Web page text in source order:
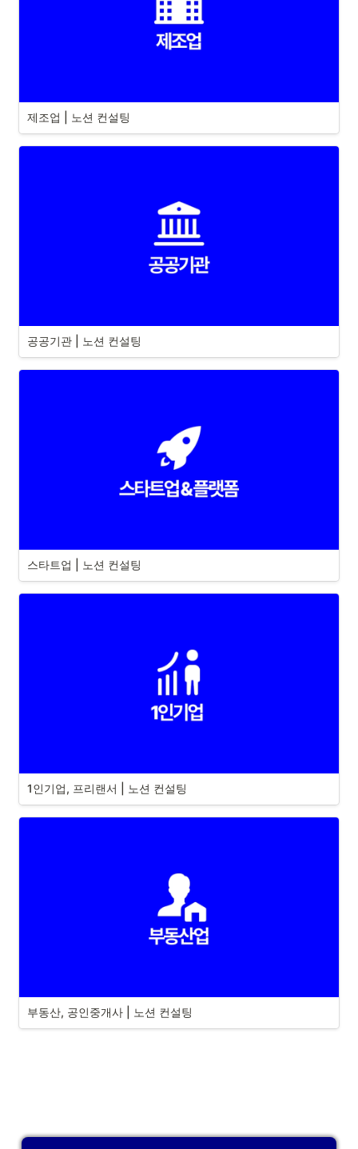
제조업 | 노션 컨설팅
공공기관 | 노션 컨설팅
스타트업 | 노션 컨설팅
1인기업, 프리랜서 | 노션 컨설팅
부동산, 공인중개사 | 노션 컨설팅